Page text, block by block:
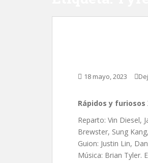
18 mayo, 2023
Rápidos y furiosos
Reparto: Vin Diesel,
Brewster, Sung
Guion: Justin Lin,
Música: Brian Tyler.